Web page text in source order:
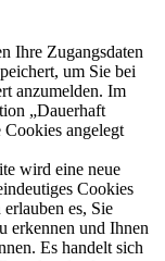
Ihre Zugangsdaten
um Sie bei
anzumelden. Im
„Dauerhaft
Cookies angelegt
wird eine neue
Cookies
es, Sie
erkennen und Ihnen
Es handelt sich